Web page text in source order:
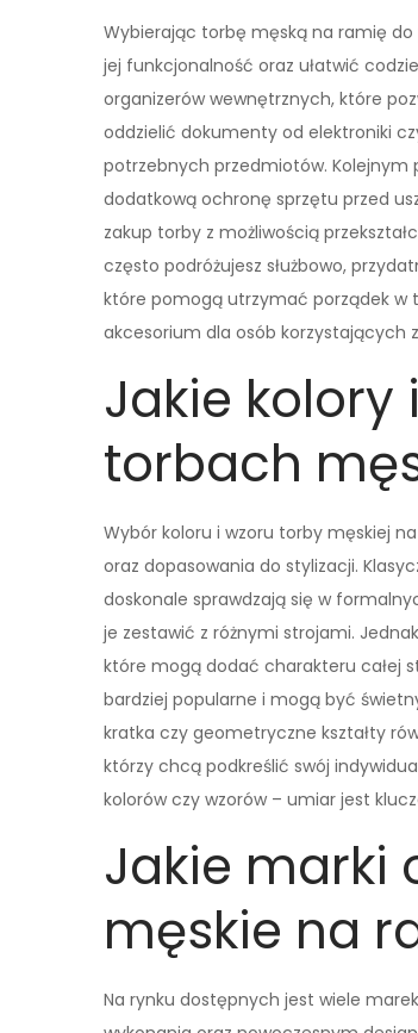
Wybierając torbę męską na ramię
jej funkcjonalność oraz ułatwić
organizerów wewnętrznych, które
oddzielić dokumenty od elektroniki
potrzebnych przedmiotów.
dodatkową ochronę sprzętu przed
zakup torby z możliwością
często podróżujesz służbowo,
które pomogą utrzymać porządek w
akcesorium dla osób korzystających
Jakie kolory
torbach
Wybór koloru i wzoru torby męskiej
oraz dopasowania do stylizacji.
doskonale sprawdzają się w
je zestawić z różnymi strojami.
które mogą dodać charakteru całej
bardziej popularne i mogą być
kratka czy geometryczne kształty
którzy chcą podkreślić swój
kolorów czy wzorów – umiar jest
Jakie marki
męskie na
Na rynku dostępnych jest wiele